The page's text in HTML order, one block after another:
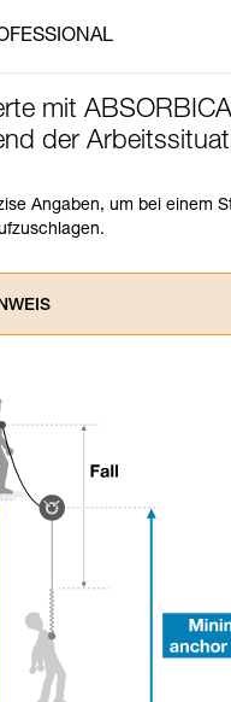
mit
der
Angaben, um bei einem
durch, bevor Sie diesen zu
diese Zusatzinformationen
zu können, müssen Sie
enthaltenen
richtig verstanden haben.
dieser Techniken
ob Sie in der Lage sind, den
alleine sicher zu wiederholen,
durchführen.
Beispiele für die mit Ihrer
Techniken.